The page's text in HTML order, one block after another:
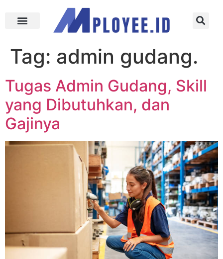
Tag: admin gudang.
Tugas Admin Gudang, Skill
yang Dibutuhkan, dan
Gajinya